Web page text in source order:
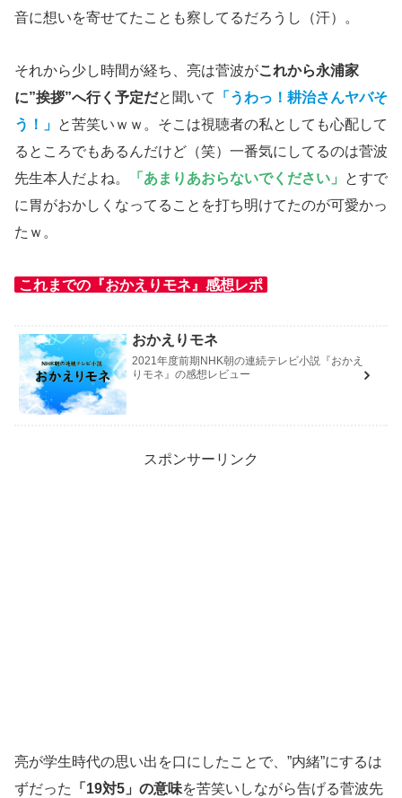
音に想いを寄せてたことも察してるだろうし（汗）。
それから少し時間が経ち、亮は菅波がこれから永浦家
に”挨拶”へ行く予定だと聞いて
「うわっ！耕治さんヤバそ
う！」 と苦笑いｗｗ。そこは視聴者の私としても心配して
るところでもあるんだけど（笑）一番気にしてるのは菅波
先生本人だよね。
「あまりあおらないでください」
とすで
に胃がおかしくなってることを打ち明けてたのが可愛かっ
たｗ。
これまでの『おかえりモネ』感想レポ
おかえりモネ
2021年度前期NHK朝の連続テレビ小説『おかえ
りモネ』の感想レビュー
スポンサーリンク
亮が学生時代の思い出を口にしたことで、”内緒”にするは
ずだった
「19対5」の意味を苦笑いしながら告げる菅波先